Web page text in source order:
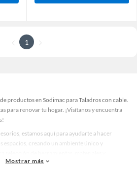
1
productos en Sodimac para Taladros con cable.
para renovar tu hogar. ¡Visítanos y encuentra
estamos aquí para ayudarte a hacer
espacios, creando un ambiente único y
a crear un espacio más tú.
Mostrar más